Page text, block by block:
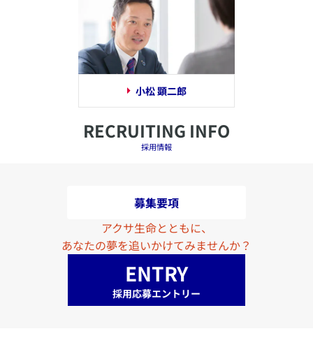
小松 顕二郎
RECRUITING INFO
採用情報
募集要項
アクサ生命とともに、
あなたの夢を追いかけてみませんか？
ENTRY
採用応募エントリー